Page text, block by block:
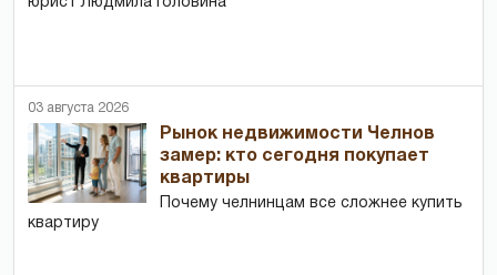
03 августа 2026
Рынок недвижимости Челнов
замер: кто сегодня покупает
квартиры
Почему челнинцам все сложнее купить
квартиру